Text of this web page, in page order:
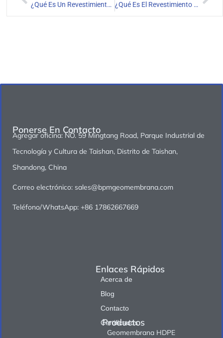
¿Qué Es Un Revestimiento De Estanque Prefabricado y Sus Aplicaciones? ¿Qué Es El Revestimiento LLDPE De 40 Milésimas Y Sus Aplicaciones?
Enlaces Rápidos
Acerca de
Blog
Contacto
Certificados
Productos
Geomembrana HDPE
Ponerse En Contacto
Agregar oficina: NO. 59 Mingtang Road, Parque Industrial de
Tecnología y Cultura de Taishan, Distrito de Taishan,
Shandong, China
Correo electrónico: sales@bpmgeomembrana.com
Teléfono/WhatsApp: +86 17862667669